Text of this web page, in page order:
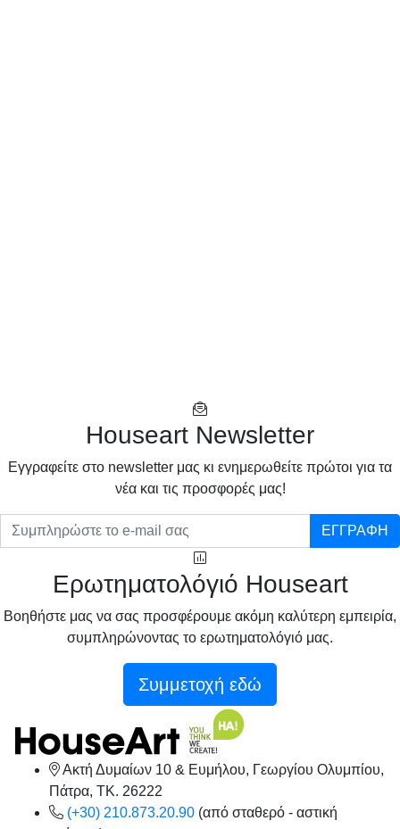
Houseart Newsletter
Eγγραφείτε στο newsletter μας κι ενημερωθείτε πρώτοι για τα
νέα και τις προσφορές μας!
ΕΓΓΡΑΦΗ
Ερωτηματολόγιό Houseart
Βοηθήστε μας να σας προσφέρουμε ακόμη καλύτερη εμπειρία,
συμπληρώνοντας το ερωτηματολόγιό μας.
Συμμετοχή εδώ
Ακτή Δυμαίων 10 & Ευμήλου, Γεωργίου Ολυμπίου,
Πάτρα, TK. 26222
(+30) 210.873.20.90 (από σταθερό - αστική